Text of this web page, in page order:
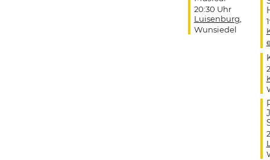
20:30 Uhr
Luisenburg
Wunsiedel